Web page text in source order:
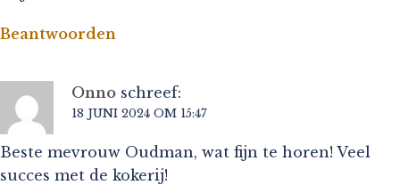
Beantwoorden
Onno schreef:
18 JUNI 2024 OM 15:47
Beste mevrouw Oudman, wat fijn te horen! Veel
succes met de kokerij!